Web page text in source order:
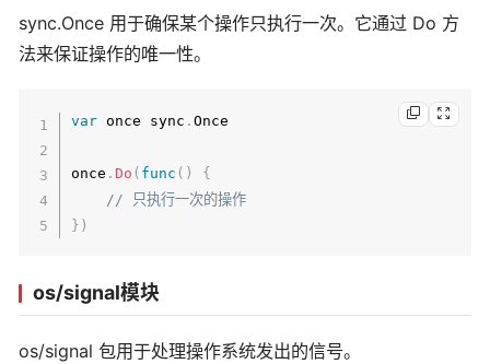
sync.Once 用于确保某个操作只执行一次。它通过 Do 方
法来保证操作的唯一性。
var once sync .Once
once . Do ( func ( )
{
// 只执行一次的操作
} )
os/signal模块
os/signal 包用于处理操作系统发出的信号。